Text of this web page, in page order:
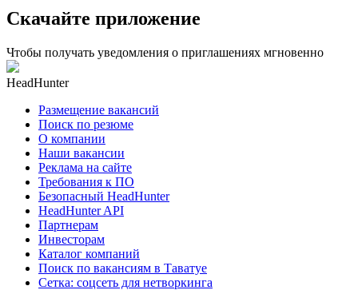
Скачайте приложение
Чтобы получать уведомления о приглашениях мгновенно
HeadHunter
Размещение вакансий
Поиск по резюме
О компании
Наши вакансии
Реклама на сайте
Требования к ПО
Безопасный HeadHunter
HeadHunter API
Партнерам
Инвесторам
Каталог компаний
Поиск по вакансиям в Таватуе
Сетка: соцсеть для нетворкинга